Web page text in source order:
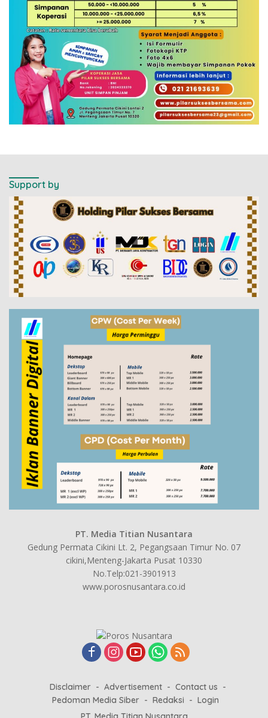
Support by
PT. Media Titian Nusantara
Gedung Permata Cikini Lt. 2, Pegangsaan Timur No. 07
cikini,Menteng-Jakarta Pusat 10330
No.Telp:021-3901913
www.porosnusantara.co.id
Disclaimer Advertisement
Contact us
Pedoman Media Siber
Redaksi
Login